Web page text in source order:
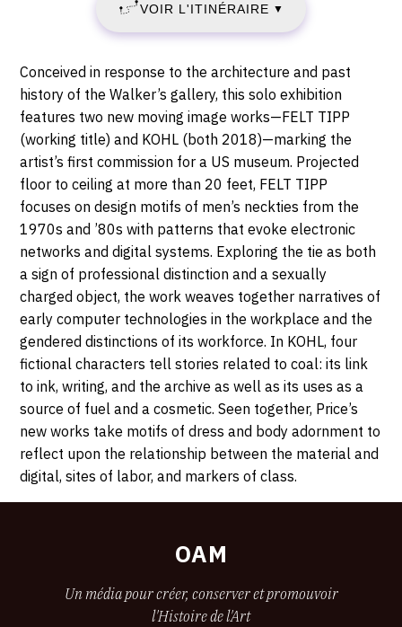
2018
-
DIMANCHE
30
JUIN
2019
Vineland
Place,
55403
Minneapolis
VOIR L'ITINÉRAIRE ▼
Description,
horaires...
Conceived in response to the architecture and past
history of the Walker’s gallery, this solo exhibition
features two new moving image works—FELT TIPP
(working title) and KOHL (both 2018)—marking the
artist’s first commission for a US museum. Projected
floor to ceiling at more than 20 feet, FELT TIPP
focuses on design motifs of men’s neckties from the
1970s and ’80s with patterns that evoke electronic
networks and digital systems. Exploring the tie as both
a sign of professional distinction and a sexually
charged object, the work weaves together narratives of
early computer technologies in the workplace and the
gendered distinctions of its workforce. In KOHL, four
fictional characters tell stories related to coal: its link
to ink, writing, and the archive as well as its uses as a
source of fuel and a cosmetic. Seen together, Price’s
new works take motifs of dress and body adornment to
reflect upon the relationship between the material and
digital, sites of labor, and markers of class.
OAM
Un média pour créer, conserver et promouvoir
l'Histoire de l'Art